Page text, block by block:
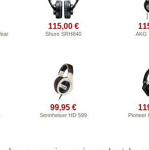
115,00 €
Shure SRH840 AKG
99,95 €
Sennheiser HD 599 Pioneer